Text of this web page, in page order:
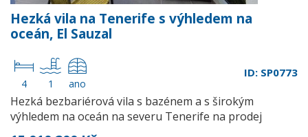
Hezká vila na Tenerife s výhledem na
oceán, El Sauzal
4 1 ano
ID: SP0773
Hezká bezbariérová vila s bazénem a s širokým
výhledem na oceán na severu Tenerife na prodej